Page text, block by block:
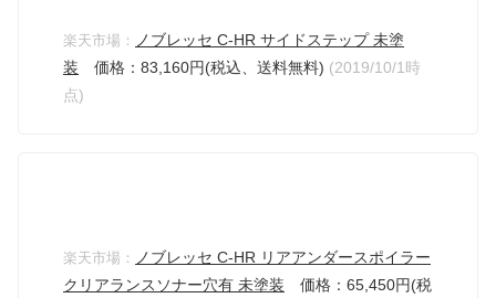
楽天市場：
ノブレッセ C-HR サイドステップ 未塗
装 価格：83,160円(税込、送料無料) (2019/10/1時
点)
楽天市場：
ノブレッセ C-HR リアアンダースポイラー
クリアランスソナー穴有 未塗装 価格：65,450円(税